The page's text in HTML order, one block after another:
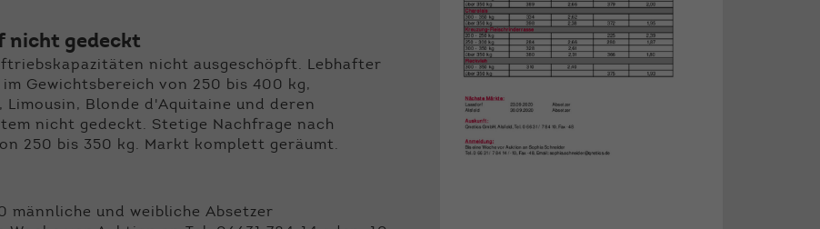
nicht gedeckt
nicht ausgeschöpft. Lebhafter
Gewichtsbereich von 250 bis 400 kg,
Limousin, Blonde d'Aquitaine und deren
nicht gedeckt. Stetige Nachfrage nach
250 bis 350 kg. Markt komplett geräumt.
männliche und weibliche Absetzer